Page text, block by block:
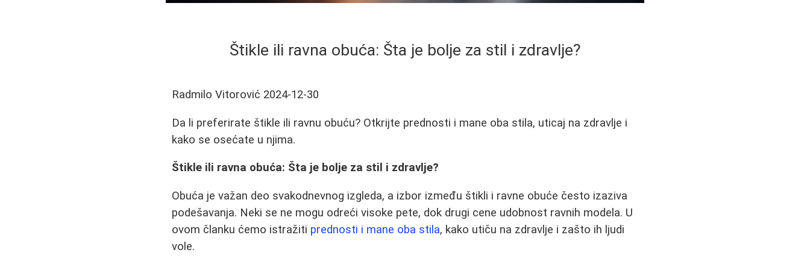
Štikle ili ravna obuća: Šta je bolje za stil i zdravlje?
Radmilo Vitorović 2024-12-30
Da li preferirate štikle ili ravnu obuću? Otkrijte prednosti i mane oba stila, uticaj na zdravlje i
kako se osećate u njima.
Štikle ili ravna obuća: Šta je bolje za stil i zdravlje?
Obuća je važan deo svakodnevnog izgleda, a izbor između štikli i ravne obuće često izaziva
podešavanja. Neki se ne mogu odreći visoke pete, dok drugi cene udobnost ravnih modela. U
ovom članku ćemo istražiti prednosti i mane oba stila, kako utiču na zdravlje i zašto ih ljudi
vole.